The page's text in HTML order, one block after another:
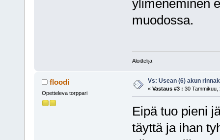
ylimeneminen
muodossa.
Aloittelija
floodi
Opetteleva torppari
Vs: Usean (6) akun
« Vastaus #3 : 30 Tammikuu,
Eipä tuo pieni
täyttä ja ihan